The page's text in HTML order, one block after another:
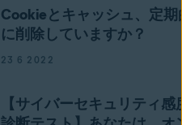
Cookieとキャッシュ、定期
に削除していますか？
23 6 2022
【サイバーセキュリティ感